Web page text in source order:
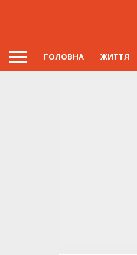
ГОЛОВНА ЖИТТЯ